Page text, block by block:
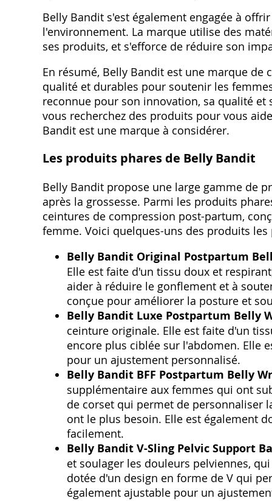
Belly Bandit s'est également engagée à
l'environnement. La marque utilise des
ses produits, et s'efforce de réduire son
En résumé, Belly Bandit est une marque
qualité et durables pour soutenir les
reconnue pour son innovation, sa qualité et
vous recherchez des produits pour vous
Bandit est une marque à considérer.
Les produits phares de Belly Bandit
Belly Bandit propose une large gamme de
après la grossesse. Parmi les produits
ceintures de compression post-partum,
femme. Voici quelques-uns des produits
Belly Bandit Original Postpartum
Elle est faite d'un tissu doux et
aider à réduire le gonflement et à
conçue pour améliorer la posture et
Belly Bandit Luxe Postpartum Belly
ceinture originale. Elle est faite d'un
encore plus ciblée sur l'abdomen. Elle
pour un ajustement personnalisé.
Belly Bandit BFF Postpartum Belly
supplémentaire aux femmes qui ont
de corset qui permet de personnaliser
ont le plus besoin. Elle est également
facilement.
Belly Bandit V-Sling Pelvic Support
et soulager les douleurs pelviennes,
dotée d'un design en forme de V qui
également ajustable pour un